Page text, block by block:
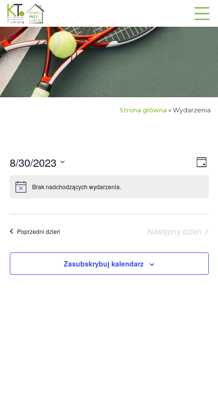
Strona główna » Wydarzenia
Day
8/30/2023
datę.
Brak nadchodzących wydarzenia.
Poprzedni dzień Następny dzień
Zasubskrybuj kalendarz